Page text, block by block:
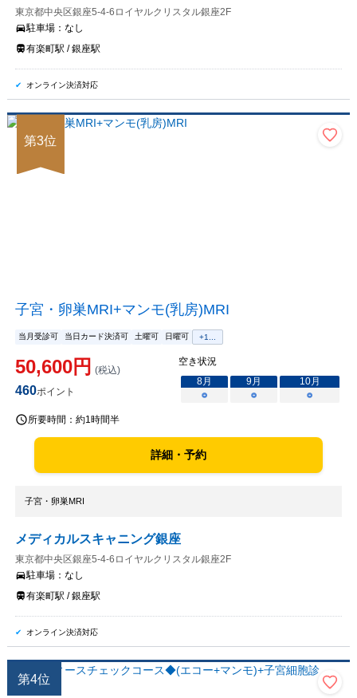
東京都中央区銀座5-4-6ロイヤルクリスタル銀座2F
駐車場： なし
有楽町駅 / 銀座駅
オンライン決済対応
第3位
子宮・卵巣MRI+マンモ(乳房)MRI
当月受診可 当日カード決済可 土曜可 日曜可 +1...
50,600円 (税込)
460ポイント
空き状況
8月 9月 10月
○
○ ○
所要時間： 約1時間半
詳細・予約
子宮・卵巣MRI
メディカルスキャニング銀座
東京都中央区銀座5-4-6ロイヤルクリスタル銀座2F
駐車場： なし
有楽町駅 / 銀座駅
オンライン決済対応
第4位